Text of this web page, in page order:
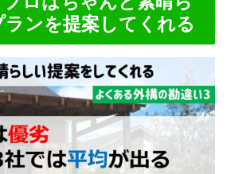
ランを提案してくれる